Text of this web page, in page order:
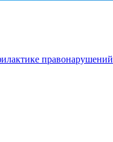
правонарушений